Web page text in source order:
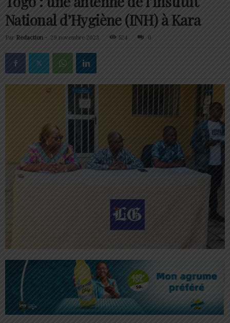
National d’Hygiène (INH) à Kara
Par Redaction - 29 novembre 2023 524 0